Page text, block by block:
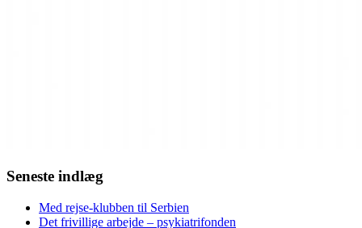
Seneste indlæg
Med rejse-klubben til Serbien
Det frivillige arbejde – psykiatrifonden